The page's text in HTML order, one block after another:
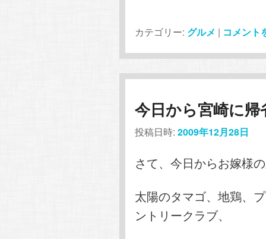
カテゴリー: グルメ | コメント
今日から宮崎に帰
投稿日時: 2009年12月28日
さて、今日からお嫁様
太陽のタマゴ、地鶏、
ントリークラブ、